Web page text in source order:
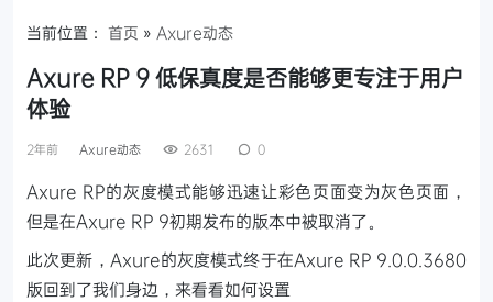
当前位置： 首页 » Axure动态
Axure RP 9 低保真度是否能够更专注于用户
体验
2年前 Axure动态 2631 0
Axure RP的灰度模式能够迅速让彩色页面变为灰色页面，
但是在Axure RP 9初期发布的版本中被取消了。
此次更新，Axure的灰度模式终于在Axure RP 9.0.0.3680
版回到了我们身边，来看看如何设置